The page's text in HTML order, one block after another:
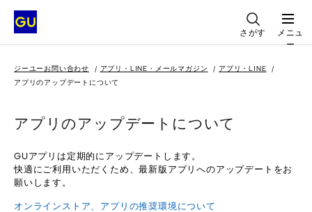
さがす
メニュ
ー
ジーユーお問い合わせ アプリ・LINE・メールマガジン
アプリ・LINE
アプリのアップデートについて
アプリのアップデートについて
GUアプリは定期的にアップデートします。
快適にご利用いただくため、最新版アプリへのアップデートをお
願いします。
オンラインストア、アプリの推奨環境について